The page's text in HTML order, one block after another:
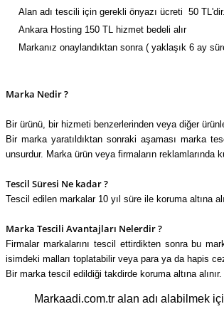
Alan adı tescili için gerekli önyazı ücreti 50 TL'dir.
Ankara Hosting 150 TL hizmet bedeli alır
Markanız onaylandıktan sonra ( yaklaşık 6 ay
Marka Nedir ?
Bir ürünü, bir hizmeti benzerlerinden veya diğer
Bir marka yaratıldıktan sonraki aşaması marka
unsurdur. Marka ürün veya firmaların reklamlarında
Tescil Süresi Ne kadar ?
Tescil edilen markalar 10 yıl süre ile koruma altına
Marka Tescili Avantajları Nelerdir ?
Firmalar markalarını tescil ettirdikten sonra bu
isimdeki malları toplatabilir veya para ya da hapis
Bir marka tescil edildiği takdirde koruma altına
Markaadi.com.tr alan adı alabilmek